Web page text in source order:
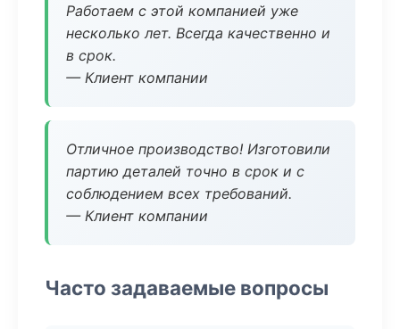
Работаем с этой компанией уже
несколько лет. Всегда качественно и
в срок.
— Клиент компании
Отличное производство! Изготовили
партию деталей точно в срок и с
соблюдением всех требований.
— Клиент компании
Часто задаваемые вопросы